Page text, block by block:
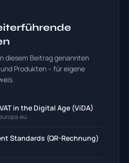
diesem Beitrag genannten
Produkten – für eigene
in the Digital Age (ViDA)
Standards (QR-Rechnung)